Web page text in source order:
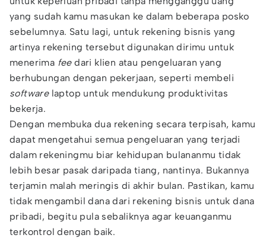
yang sudah kamu masukan ke dalam beberapa posko
sebelumnya. Satu lagi, untuk rekening bisnis yang
artinya rekening tersebut digunakan dirimu untuk
menerima feedari klien atau pengeluaran yang
berhubungan dengan pekerjaan, seperti membeli
softwarelaptop untuk mendukung produktivitas
bekerja.
Dengan membuka dua rekening secara terpisah, kamu
dapat mengetahui semua pengeluaran yang terjadi
dalam rekeningmu biar kehidupan bulananmu tidak
lebih besar pasak daripada tiang, nantinya. Bukannya
terjamin malah meringis di akhir bulan. Pastikan, kamu
tidak mengambil dana dari rekening bisnis untuk dana
pribadi, begitu pula sebaliknya agar keuanganmu
terkontrol dengan baik.